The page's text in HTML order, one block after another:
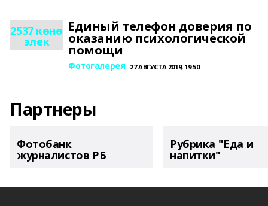
2537 көнө
элек
Единый телефон доверия по
оказанию психологической
помощи
Фотогалерея 27 АВГУСТА 2019, 19:50
Партнеры
Фотобанк
журналистов РБ
Рубрика "Еда и
напитки"